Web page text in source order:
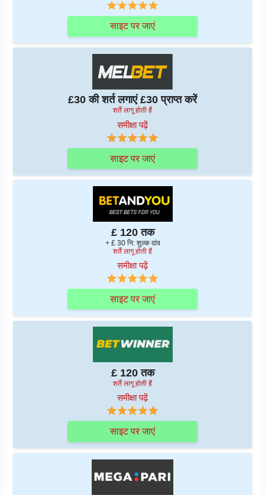
साइट पर जाएं
£30 की शर्त लगाएं £30 प्राप्त करें
शर्तें लागू होती हैं
समीक्षा पढ़ें
साइट पर जाएं
£ 120 तक
+ £ 30 नि: शुल्क दांव
शर्तें लागू होती हैं
समीक्षा पढ़ें
साइट पर जाएं
£ 120 तक
शर्तें लागू होती हैं
समीक्षा पढ़ें
साइट पर जाएं